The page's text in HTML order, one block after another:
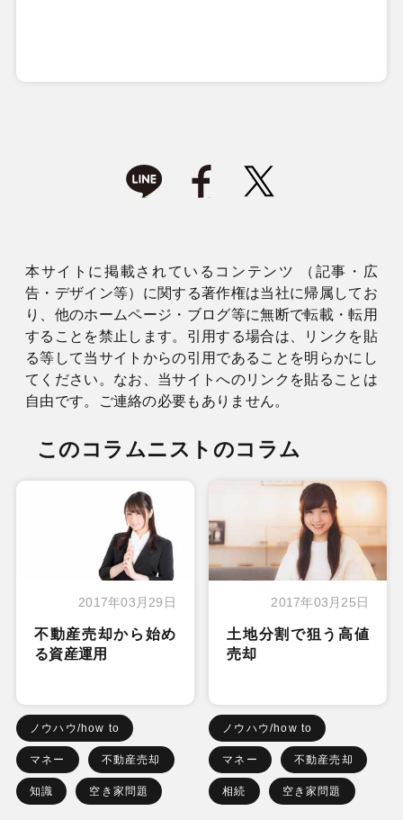
本サイトに掲載されているコンテンツ （記事・広
告・デザイン等）に関する著作権は当社に帰属してお
り、他のホームページ・ブログ等に無断で転載・転用
することを禁止します。引用する場合は、リンクを貼
る等して当サイトからの引用であることを明らかにし
てください。なお、当サイトへのリンクを貼ることは
自由です。ご連絡の必要もありません。
このコラムニストのコラム
2017年03月29日
不動産売却から始め
る資産運用
ノウハウ/how to
マネー 不動産売却
知識 空き家問題
2017年03月25日
土地分割で狙う高値
売却
ノウハウ/how to
マネー 不動産売却
相続 空き家問題